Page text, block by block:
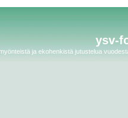
ysv-
ja ekohenkistä jutustelua